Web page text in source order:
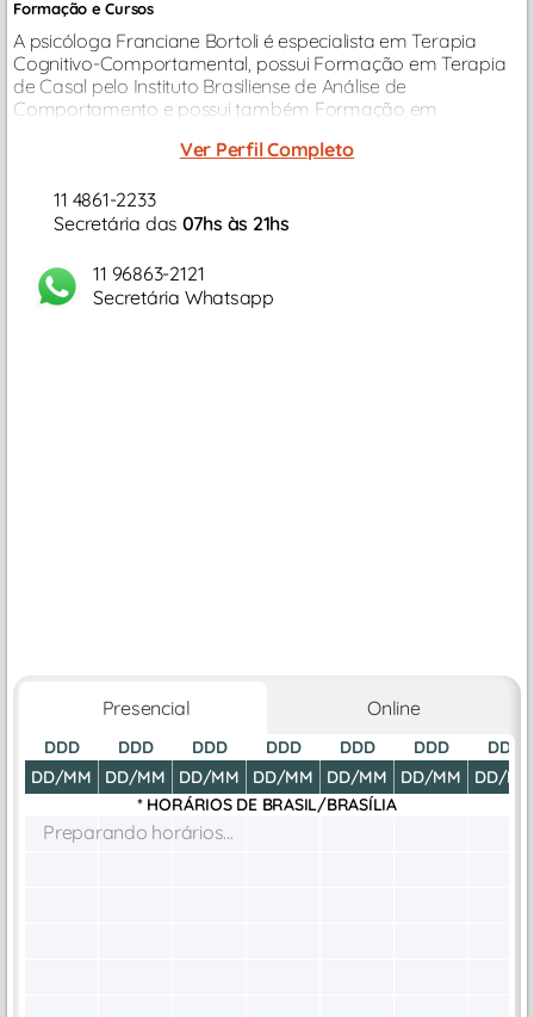
Formação e Cursos
A psicóloga Franciane Bortoli é especialista em Terapia
Cognitivo-Comportamental, possui Formação em Terapia
de Casal pelo Instituto Brasiliense de Análise de
Comportamento e possui também Formação em
Ver Perfil Completo
11 4861-2233
Secretária das 07hs às 21hs
11 96863-2121
Secretária Whatsapp
Presencial Online
DDD
DD/MM
DDD
DD/MM
DDD
DD/MM
DDD
DD/MM
DDD
DD/MM
DDD
DD/MM
DDD
DD/MM
* HORÁRIOS DE BRASIL/BRASÍLIA
Preparando horários...